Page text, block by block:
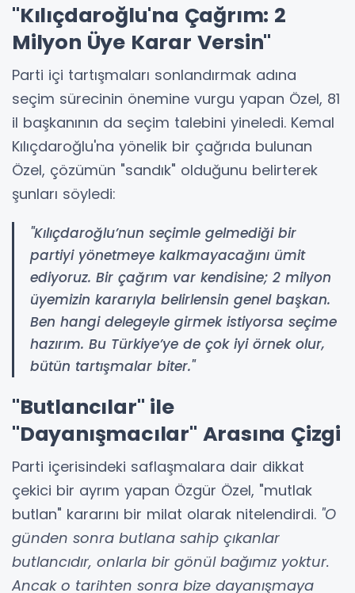
"Kılıçdaroğlu'na Çağrım: 2
Milyon Üye Karar Versin"
Parti içi tartışmaları sonlandırmak adına
seçim sürecinin önemine vurgu yapan Özel, 81
il başkanının da seçim talebini yineledi. Kemal
Kılıçdaroğlu'na yönelik bir çağrıda bulunan
Özel, çözümün "sandık" olduğunu belirterek
şunları söyledi:
"Kılıçdaroğlu’nun seçimle gelmediği bir
partiyi yönetmeye kalkmayacağını ümit
ediyoruz. Bir çağrım var kendisine; 2 milyon
üyemizin kararıyla belirlensin genel başkan.
Ben hangi delegeyle girmek istiyorsa seçime
hazırım. Bu Türkiye’ye de çok iyi örnek olur,
bütün tartışmalar biter."
"Butlancılar" ile
"Dayanışmacılar" Arasına Çizgi
Parti içerisindeki saflaşmalara dair dikkat
çekici bir ayrım yapan Özgür Özel, "mutlak
butlan" kararını bir milat olarak nitelendirdi. "O
günden sonra butlana sahip çıkanlar
butlancıdır, onlarla bir gönül bağımız yoktur.
Ancak o tarihten sonra bize dayanışmaya